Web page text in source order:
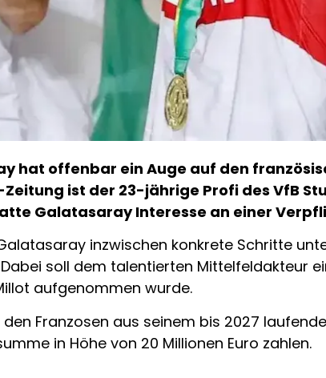
hat offenbar ein Auge auf den
ist der 23-jährige Profi des VfB
Galatasaray Interesse an einer
inzwischen konkrete Schritte
soll dem talentierten Mittelfeldakteur
aufgenommen wurde.
Franzosen aus seinem bis 2027
in Höhe von 20 Millionen Euro zahlen.